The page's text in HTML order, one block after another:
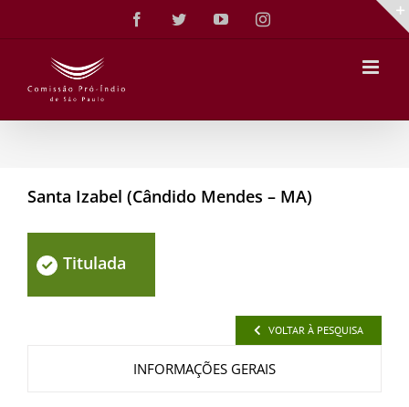
conteúdo
FacebookTwitterYouTubeInstagram
Santa Izabel (Cândido Mendes – MA)
Titulada
VOLTAR À PESQUISA
INFORMAÇÕES GERAIS